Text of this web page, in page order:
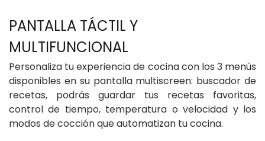
PANTALLA TÁCTIL Y
Personaliza tu experiencia de cocina con los 3 menús
disponibles en su pantalla multiscreen: buscador de
recetas, podrás guardar tus recetas favoritas,
control de tiempo, temperatura o velocidad y los
modos de cocción que automatizan tu cocina.